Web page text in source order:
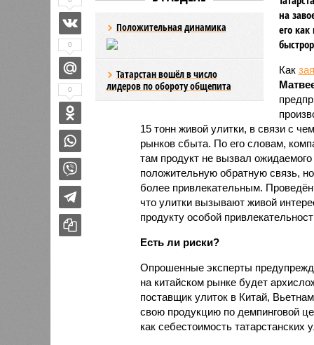
Положительная динамика
Татарстан вошёл в число
лидеров по обороту общепита
на
его
Как
15 тонн живой улитки, в связи с
рынков сбыта. По его словам,
там продукт не вызвал
положительную обратную связь,
более привлекательным.
что улитки вызывают живой
продукту особой
Есть ли риски?
Опрошенные эксперты
на китайском рынке будет
поставщик улиток в Китай,
свою продукцию по демпинговой
как себестоимость татарстанских
0
0